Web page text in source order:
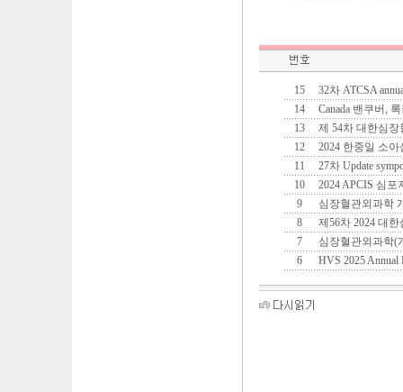
15
32차 ATCSA
14
Canada 밴쿠버,
13
제 54차 대한심
12
2024 한중일 소
11
27차 Update
10
2024 APCIS 심포
9
심장혈관외과학
8
제56차 2024 대
7
심장혈관외과학(
6
HVS 2025 Annual